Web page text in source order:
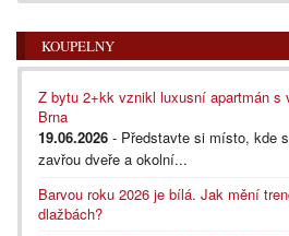
KOUPELNY
Z bytu 2+kk vznikl luxusní apartmán s
Brna
19.06.2026 - Představte si místo, kde
zavřou dveře a okolní...
Barvou roku 2026 je bílá. Jak mění
dlažbách?